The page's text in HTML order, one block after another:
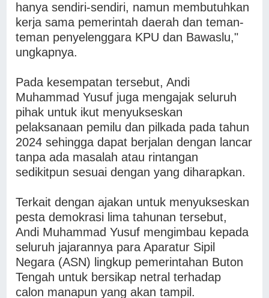
hanya sendiri-sendiri, namun membutuhkan
kerja sama pemerintah daerah dan teman-
teman penyelenggara KPU dan Bawaslu,"
ungkapnya.
Pada kesempatan tersebut, Andi
Muhammad Yusuf juga mengajak seluruh
pihak untuk ikut menyukseskan
pelaksanaan pemilu dan pilkada pada tahun
2024 sehingga dapat berjalan dengan lancar
tanpa ada masalah atau rintangan
sedikitpun sesuai dengan yang diharapkan.
Terkait dengan ajakan untuk menyukseskan
pesta demokrasi lima tahunan tersebut,
Andi Muhammad Yusuf mengimbau kepada
seluruh jajarannya para Aparatur Sipil
Negara (ASN) lingkup pemerintahan Buton
Tengah untuk bersikap netral terhadap
calon manapun yang akan tampil.